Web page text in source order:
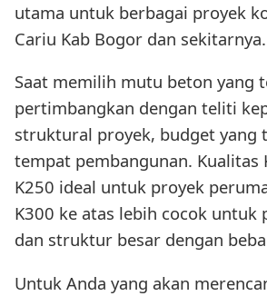
utama untuk berbagai proyek
Cariu Kab Bogor dan sekitarnya.
Saat memilih mutu beton yang
pertimbangkan dengan teliti
struktural proyek, budget yang
tempat pembangunan. Kualitas
K250 ideal untuk proyek
K300 ke atas lebih cocok untuk
dan struktur besar dengan
Untuk Anda yang akan